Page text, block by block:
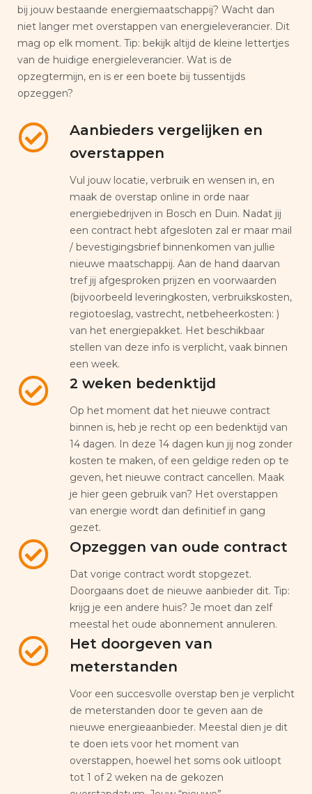
bij jouw bestaande energiemaatschappij? Wacht dan
niet langer met overstappen van energieleverancier. Dit
mag op elk moment. Tip: bekijk altijd de kleine lettertjes
van de huidige energieleverancier. Wat is de
opzegtermijn, en is er een boete bij tussentijds
opzeggen?
Aanbieders vergelijken en
overstappen
Vul jouw locatie, verbruik en wensen in, en
maak de overstap online in orde naar
energiebedrijven in Bosch en Duin. Nadat jij
een contract hebt afgesloten zal er maar mail
/ bevestigingsbrief binnenkomen van jullie
nieuwe maatschappij. Aan de hand daarvan
tref jij afgesproken prijzen en voorwaarden
(bijvoorbeeld leveringkosten, verbruikskosten,
regiotoeslag, vastrecht, netbeheerkosten: )
van het energiepakket. Het beschikbaar
stellen van deze info is verplicht, vaak binnen
een week.
2 weken bedenktijd
Op het moment dat het nieuwe contract
binnen is, heb je recht op een bedenktijd van
14 dagen. In deze 14 dagen kun jij nog zonder
kosten te maken, of een geldige reden op te
geven, het nieuwe contract cancellen. Maak
je hier geen gebruik van? Het overstappen
van energie wordt dan definitief in gang
gezet.
Opzeggen van oude contract
Dat vorige contract wordt stopgezet.
Doorgaans doet de nieuwe aanbieder dit. Tip:
krijg je een andere huis? Je moet dan zelf
meestal het oude abonnement annuleren.
Het doorgeven van
meterstanden
Voor een succesvolle overstap ben je verplicht
de meterstanden door te geven aan de
nieuwe energieaanbieder. Meestal dien je dit
te doen iets voor het moment van
overstappen, hoewel het soms ook uitloopt
tot 1 of 2 weken na de gekozen